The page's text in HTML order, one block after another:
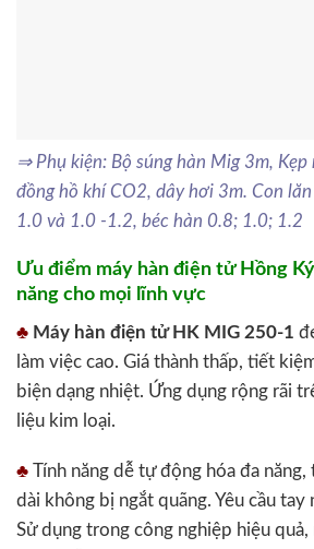
⇒ Phụ kiện: Bộ súng hàn Mig 3m, Kẹp
đồng hồ khí CO2, dây hơi 3m. Con
1.0 và 1.0 -1.2, béc hàn 0.8; 1.0; 1.2
Ưu điểm máy hàn điện tử Hồng
năng cho mọi lĩnh vực
♣ Máy hàn điện tử HK MIG 250-1
làm việc cao. Giá thành thấp, tiết
biện dạng nhiệt. Ứng dụng rộng rãi
liệu kim loại.
♣ Tính năng dễ tự động hóa đa
dài không bị ngắt quãng. Yêu cầu tay
Sử dụng trong công nghiệp hiệu quả,